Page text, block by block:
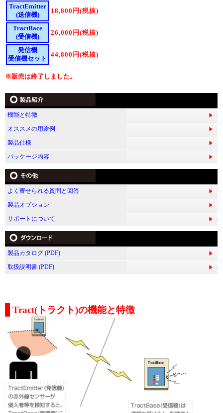
TractEmitter
(送信機)
18,800円(税抜)
TractBace
(受信機)
26,000円(税抜)
発信機
受信機セット
44,800円(税抜)
※販売は終了しました。
機能と特徴
オススメの用途例
製品仕様
パッケージ内容
よく寄せられる質問と回答
製品オプション
サポートについて
製品カタログ (PDF)
取扱説明書 (PDF)
Tract(トラクト)の機能と特徴